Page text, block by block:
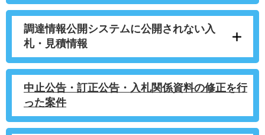
調達情報公開システムに公開されない入
札・見積情報
中止公告・訂正公告・入札関係資料の修正を行
った案件